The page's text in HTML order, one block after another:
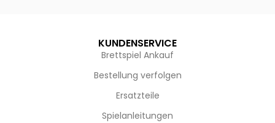
KUNDENSERVICE
Brettspiel Ankauf
Bestellung verfolgen
Ersatzteile
Spielanleitungen